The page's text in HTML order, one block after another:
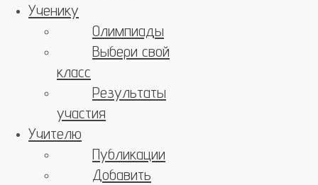
Ученику
Олимпиады
Выбери свой
класс
Результаты
участия
Учителю
Публикации
Добавить